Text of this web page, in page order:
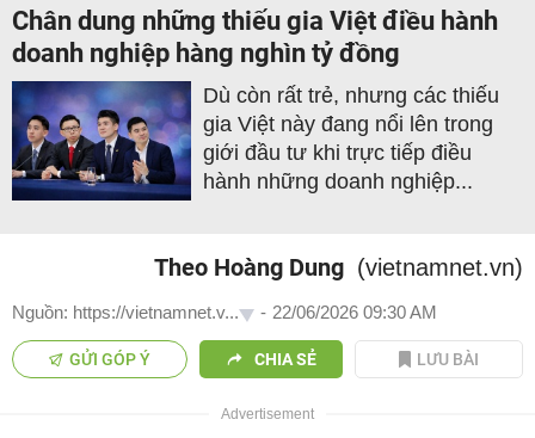
Chân dung những thiếu gia Việt điều hành
doanh nghiệp hàng nghìn tỷ đồng
Dù còn rất trẻ, nhưng các thiếu
gia Việt này đang nổi lên trong
giới đầu tư khi trực tiếp điều
hành những doanh nghiệp...
Theo Hoàng Dung (vietnamnet.vn)
Nguồn: https://vietnamnet.v... - 22/06/2026 09:30 AM
GỬI GÓP Ý CHIA SẺ LƯU BÀI